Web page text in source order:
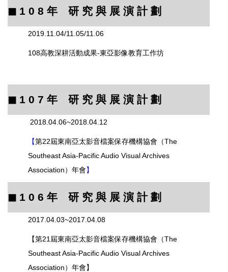
◼︎ 1 0 8 年 研 究 與 展 演 計 劃
2019.11.04/11.05/11.06
108高教深耕活動成果-東亞影像教育工作坊
◼︎ 1 0 7 年 研 究 與 展 演 計 劃
2018.04.06~2018.04.12
【第22屆東南亞太影音檔案保存機構協會（The
Southeast Asia-Pacific Audio Visual Archives
Association）年會】
◼︎ 1 0 6 年 研 究 與 展 演 計 劃
2017.04.03~2017.04.08
【第21屆東南亞太影音檔案保存機構協會（The
Southeast Asia-Pacific Audio Visual Archives
Association）年會】